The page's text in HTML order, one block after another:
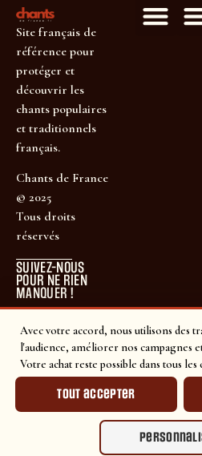
Avec votre accord, nous utilisons des
l'audience, améliorer nos campagnes
Votre achat reste possible dans tous les
Tout accepter
Site français de
référence pour
protéger et
découvrir les
chants populaires
et traditionnels
français.
Chants de France
© 2025
Tous droits
réservés
SUIVEZ-NOUS
POUR NE RIEN
MANQUER !